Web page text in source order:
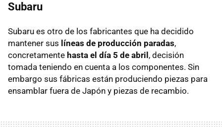
Subaru
Subaru es otro de los fabricantes que ha decidido
mantener sus líneas de producción paradas,
concretamente hasta el día 5 de abril , decisión
tomada teniendo en cuenta a los componentes. Sin
embargo sus fábricas están produciendo piezas para
ensamblar fuera de Japón y piezas de recambio.